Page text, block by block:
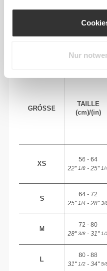
Nur
EMPFOHLENE
EINEN
GRÖSSE
TAILLE
(cm)/(in)
XS
56 - 64
22"1/8 - 25"1/
S
64 - 72
25"1/4 - 28"3/
M
72 - 80
28"3/8 - 31"1/
L
80 - 88
31"1/2 - 34"5/